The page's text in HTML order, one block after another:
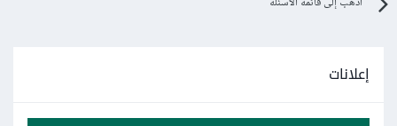
إعلانات